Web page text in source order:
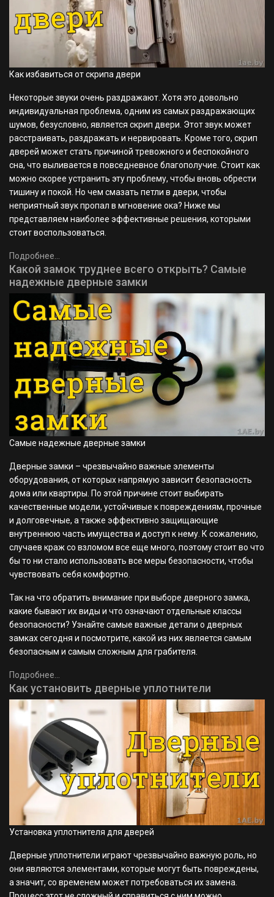
Как избавиться от скрипа двери
Некоторые звуки очень раздражают. Хотя это довольно
индивидуальная проблема, одним из самых раздражающих
шумов, безусловно, является скрип двери. Этот звук может
расстраивать, раздражать и нервировать. Кроме того, скрип
дверей может стать причиной тревожного и беспокойного
сна, что выливается в повседневное благополучие. Стоит как
можно скорее устранить эту проблему, чтобы вновь обрести
тишину и покой. Но чем смазать петли в двери, чтобы
неприятный звук пропал в мгновение ока? Ниже мы
представляем наиболее эффективные решения, которыми
стоит воспользоваться.
Подробнее...
Какой замок труднее всего открыть? Самые
надежные дверные замки
Самые надежные дверные замки
Дверные замки – чрезвычайно важные элементы
оборудования, от которых напрямую зависит безопасность
дома или квартиры. По этой причине стоит выбирать
качественные модели, устойчивые к повреждениям, прочные
и долговечные, а также эффективно защищающие
внутреннюю часть имущества и доступ к нему. К сожалению,
случаев краж со взломом все еще много, поэтому стоит во что
бы то ни стало использовать все меры безопасности, чтобы
чувствовать себя комфортно.
Так на что обратить внимание при выборе дверного замка,
какие бывают их виды и что означают отдельные классы
безопасности? Узнайте самые важные детали о дверных
замках сегодня и посмотрите, какой из них является самым
безопасным и самым сложным для грабителя.
Подробнее...
Как установить дверные уплотнители
Установка уплотнителя для дверей
Дверные уплотнители играют чрезвычайно важную роль, но
они являются элементами, которые могут быть повреждены,
а значит, со временем может потребоваться их замена.